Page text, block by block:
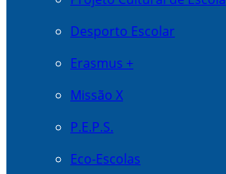
Desporto Escolar
Erasmus +
Missão X
P.E.P.S.
Eco-Escolas